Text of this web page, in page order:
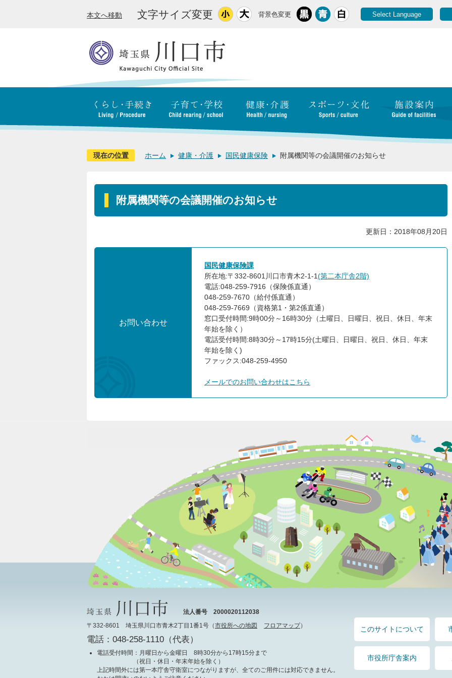
本文へ移動 文字サイズ変更 背景色変更 Select Language
現在の位置 ホーム 健康・介護 国民健康保険 附属機関等の会議開催のお知らせ
附属機関等の会議開催のお知らせ
更新日：2018年08月20日
お問い合わせ
国民健康保険課
所在地:〒332-8601川口市青木2-1-1(第二本庁舎2階)
電話:048-259-7916（保険係直通）
048-259-7670（給付係直通）
048-259-7669（資格第1・第2係直通）
窓口受付時間:9時00分～16時30分（土曜日、日曜日、祝日、休日、年末
年始を除く）
電話受付時間:8時30分～17時15分(土曜日、日曜日、祝日、休日、年末
年始を除く)
ファックス:048-259-4950
メールでのお問い合わせはこちら
法人番号 2000020112038
〒332-8601 埼玉県川口市青木2丁目1番1号（市役所への地図 フロアマップ）
電話：048-258-1110（代表）
電話受付時間 ：月曜日から金曜日 8時30分から17時15分まで
（祝日・休日・年末年始を除く）
上記時間外には第一本庁舎守衛室につながりますが、全てのご用件には対応できません。
このサイトについて
市役所庁舎案内